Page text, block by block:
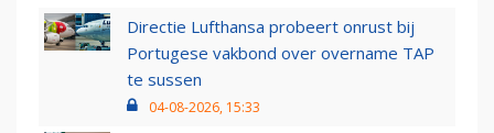
Directie Lufthansa probeert onrust bij
Portugese vakbond over overname TAP
te sussen
04-08-2026, 15:33